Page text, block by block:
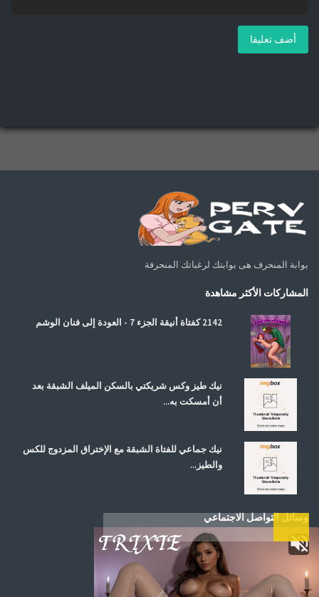
أضف تعليقا
بوابة المنحرف هى بوابتك لرغباتك المنحرفة
المشاركات الأكثر مشاهدة
2142 كفتاة أنيقة الجزء 7 - العودة إلى فنان الوشم
نيك طيز وكس شريكتي بالسكن الميلف الشبقة بعد
أن أمسكت به...
نيك جماعي للفتاة الشبقة مع الإختراق المزدوج للكس
والطيز...
وسائل التواصل الاجتماعي